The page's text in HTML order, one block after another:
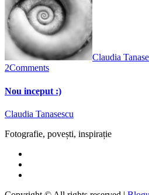
Claudia
2Comments
Nou inceput :)
Claudia Tanasescu
Fotografie, povești, inspirație